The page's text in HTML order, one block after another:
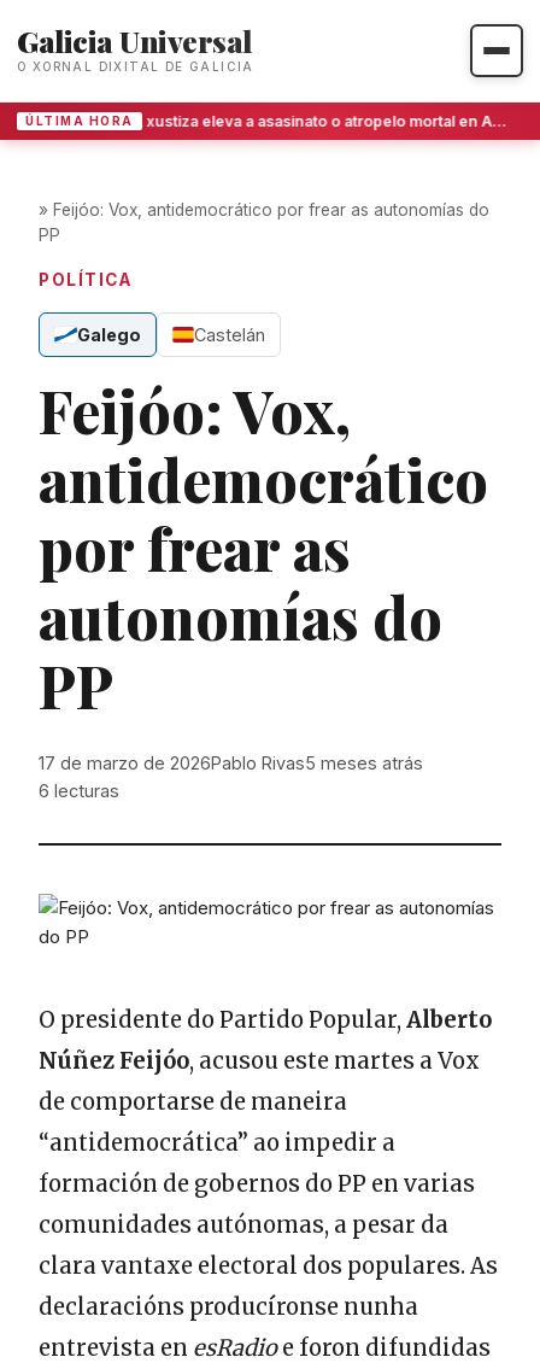
Galicia Universal
O XORNAL DIXITAL DE GALICIA
ÚLTIMA HORA A xustiza eleva a asasinato o atropelo mortal en Ames ao apreciar alevosía
» Feijóo: Vox, antidemocrático por frear as autonomías do
PP
POLÍTICA
Galego Castelán
Feijóo: Vox,
antidemocrático
por frear as
autonomías do
PP
17 de marzo de 2026Pablo Rivas5 meses atrás
6 lecturas
O presidente do Partido Popular, Alberto
Núñez Feijóo, acusou este martes a Vox
de comportarse de maneira
“antidemocrática” ao impedir a
formación de gobernos do PP en varias
comunidades autónomas, a pesar da
clara vantaxe electoral dos populares. As
declaracións producíronse nunha
entrevista en esRadioe foron difundidas